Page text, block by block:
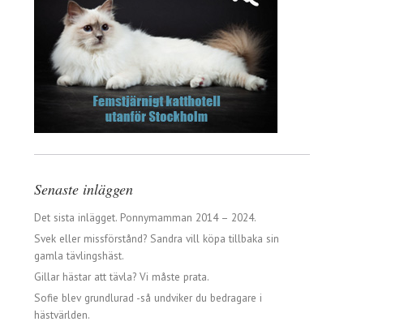
Senaste inläggen
Det sista inlägget. Ponnymamman 2014 – 2024.
Svek eller missförstånd? Sandra vill köpa tillbaka sin
gamla tävlingshäst.
Gillar hästar att tävla? Vi måste prata.
Sofie blev grundlurad -så undviker du bedragare i
hästvärlden.